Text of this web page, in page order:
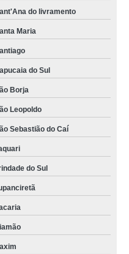
do livramento
Maria
do Sul
Borja
Leopoldo
Sebastião do Caí
do Sul